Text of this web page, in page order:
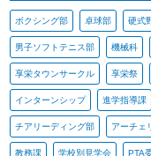
ボクシング部 卓球部 硬式
男子ソフトテニス部 機械科
享栄タウンサークル 享栄祭
インターンシップ 進学指導課
チアリーディング部 アーチェ
教務課 学校別見学会 PTA